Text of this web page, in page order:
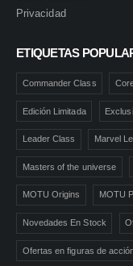
Privacidad
ETIQUETAS
Commander Class
Edición Limitada
Leader Class Marvel
Masters of the universe
MOTU Origins MOTU
Novedades En Stock
Ofertas en figuras de